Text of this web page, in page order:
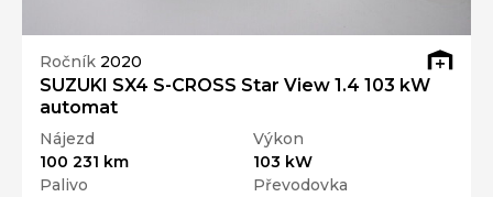
Ročník 2020
SUZUKI SX4 S-CROSS Star View 1.4 103 kW
automat
Nájezd
100 231 km
Výkon
103 kW
Palivo
Převodovka